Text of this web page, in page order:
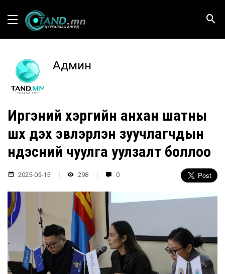
Админ
Иргэний хэргийн анхан шатны
шүүх дэх эвлэрүүлэн зуучлагчдын
үндэсний чуулга уулзалт боллоо
2025-05-15 298 0